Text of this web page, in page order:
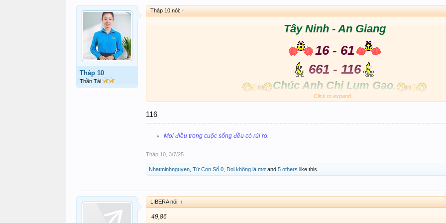
Tháp 10
Thần Tài
Tháp 10 nói: ↑
Tây Ninh - An Giang
16 - 61
661 - 116
Chúc Anh Chị Lụm Gạo.
Click to expand...
116
Mọi điều trong cuộc sống đều có rủi ro.
Tháp 10 3/7/25
Nhatminhnguyen Từ Con Số 0 Doi không là mơ and 5 others like this.
LIBERA nói: ↑
49,86